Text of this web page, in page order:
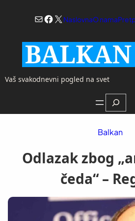
Mail
Facebook
X NaslovnaO nama
Vaš svakodnevni pogled na svet
Search
Balkan
Odlazak zbog
čeda“ –